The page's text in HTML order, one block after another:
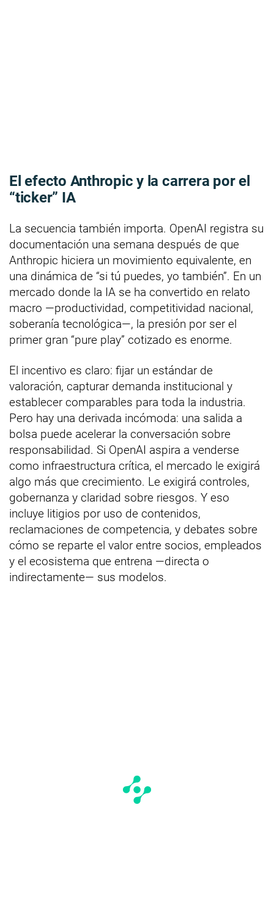
El efecto Anthropic y la carrera por el
“ticker” IA
La secuencia también importa. OpenAI registra su
documentación una semana después de que
Anthropic hiciera un movimiento equivalente, en
una dinámica de “si tú puedes, yo también”. En un
mercado donde la IA se ha convertido en relato
macro —productividad, competitividad nacional,
soberanía tecnológica—, la presión por ser el
primer gran “pure play” cotizado es enorme.
El incentivo es claro: fijar un estándar de
valoración, capturar demanda institucional y
establecer comparables para toda la industria.
Pero hay una derivada incómoda: una salida a
bolsa puede acelerar la conversación sobre
responsabilidad. Si OpenAI aspira a venderse
como infraestructura crítica, el mercado le exigirá
algo más que crecimiento. Le exigirá controles,
gobernanza y claridad sobre riesgos. Y eso
incluye litigios por uso de contenidos,
reclamaciones de competencia, y debates sobre
cómo se reparte el valor entre socios, empleados
y el ecosistema que entrena —directa o
indirectamente— sus modelos.